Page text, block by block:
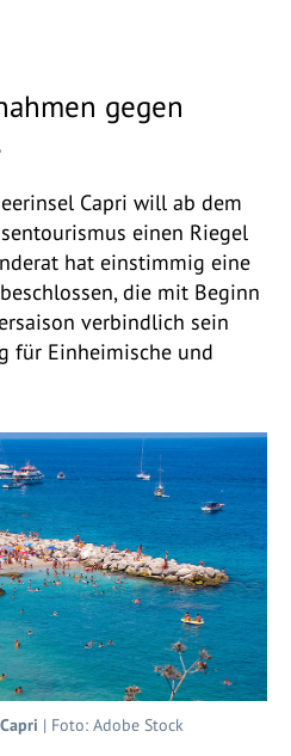
gegen
Capri will ab dem
einen Riegel
hat einstimmig eine
die mit Beginn
verbindlich sein
für Einheimische und
| Foto: Adobe Stock